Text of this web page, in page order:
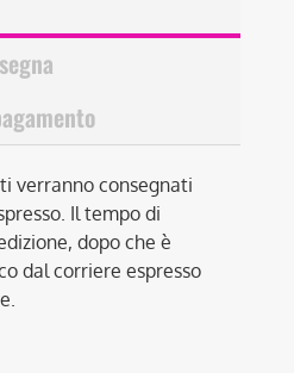
verranno consegnati
Il tempo di
dopo che è
dal corriere espresso